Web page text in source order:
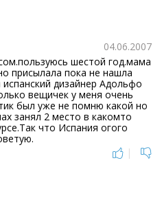
04.06.2007
шестой год.мама
присылала пока не нашла
дизайнер Адольфо
вещичек у меня очень
был уже не помню какой но
занял 2 место в какомто
что Испания огого
|